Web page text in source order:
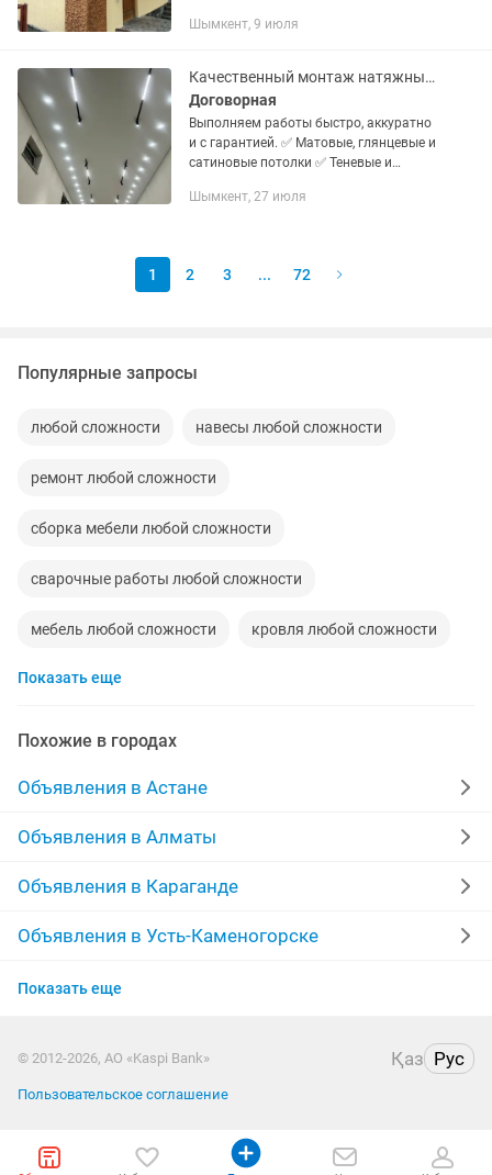
Шымкент, 9 июля
Качественный монтаж натяжных потолков любой сложности!
Договорная
Выполняем работы быстро, аккуратно
и с гарантией. ✅ Матовые, глянцевые и
сатиновые потолки ✅ Теневые и
конструкции ✅ Встроенные
Шымкент, 27 июля
1 2 3 ... 72
Популярные запросы
любой сложности навесы любой сложности
ремонт любой сложности
сборка мебели любой сложности
сварочные работы любой сложности
мебель любой сложности кровля любой сложности
наращивание ресниц любой
сантехнические работы любой сложности
уборка любой сложности
сантехник любой сложности
ремонт окон любой сложности демонтаж любой
любой работа
натяжные потолки любой сложности
Показать еще
Похожие в городах
Объявления в Астане
Объявления в Алматы
Объявления в Караганде
Объявления в Усть-Каменогорске
Объявления в Актобе
Объявления в Таразе
Объявления в Павлодаре
Показать еще
© 2012-2026, АО «Kaspi Bank» Қаз Рус
Пользовательское соглашение